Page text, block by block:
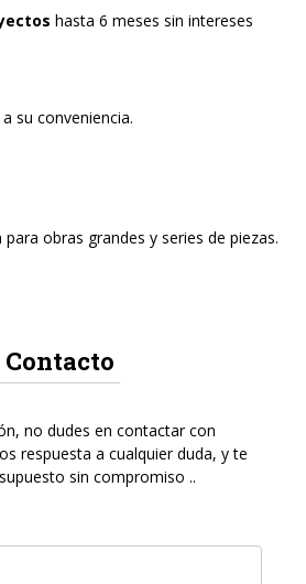
hasta 6 meses sin intereses
a su conveniencia.
obras grandes y series de piezas.
Contacto
no dudes en contactar con
respuesta a cualquier duda, y te
sin compromiso ..